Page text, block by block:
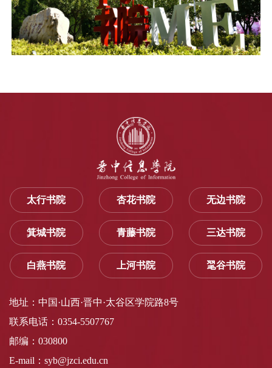
太行书院 杏花书院 无边书院
箕城书院 青藤书院 三达书院
白燕书院 上河书院 毣谷书院
地址：中国·山西·晋中·太谷区学院路8号
联系电话：0354-5507767
邮编：030800
E-mail：syb@jzci.edu.cn